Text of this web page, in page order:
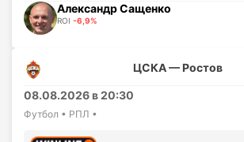
Александр Сащенко
ROI -6,9%
ЦСКА — Ростов
08.08.2026 в 20:30
Футбол • РПЛ •